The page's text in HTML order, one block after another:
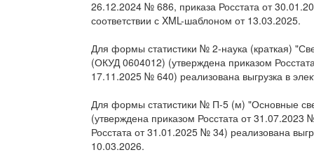
26.12.2024 № 686, приказа Росстата от
соответствии с XML-шаблоном от 13.03.2025.
Для формы статистики № 2-наука (краткая)
(ОКУД 0604012) (утверждена приказом
17.11.2025 № 640) реализована выгрузка в
Для формы статистики № П-5 (м) "Основные
(утверждена приказом Росстата от
Росстата от 31.01.2025 № 34) реализована
10.03.2026.